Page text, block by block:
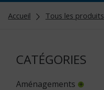
Accueil Tous les produits
CATÉGORIES
Aménagements